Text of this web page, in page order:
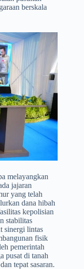
berskala
melayangkan
jajaran
yang telah
dana hibah
kepolisian
stabilitas
sinergi lintas
fisik
pemerintah
pusat di tanah
tepat sasaran.